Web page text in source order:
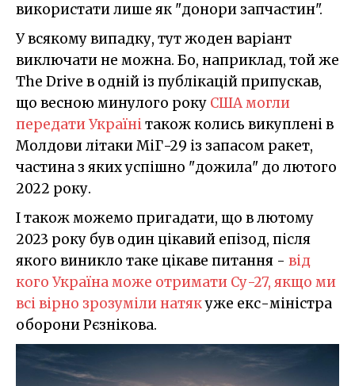
використати лише як "донори запчастин".
У всякому випадку, тут жоден варіант
виключати не можна. Бо, наприклад, той же
The Drive в одній із публікацій припускав,
що весною минулого року США могли
передати Українітакож колись викуплені в
Молдови літаки МіГ-29 із запасом ракет,
частина з яких успішно "дожила" до лютого
2022 року.
І також можемо пригадати, що в лютому
2023 року був один цікавий епізод, після
якого виникло таке цікаве питання - від
кого Україна може отримати Су-27, якщо ми
всі вірно зрозуміли натякуже екс-міністра
оборони Рєзнікова.